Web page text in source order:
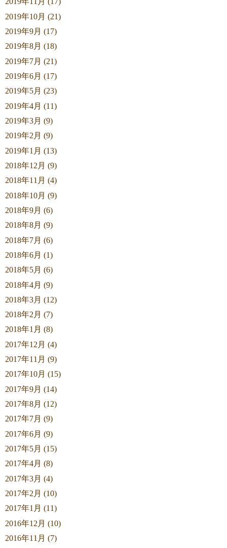
2019年10月 (21)
2019年9月 (17)
2019年8月 (18)
2019年7月 (21)
2019年6月 (17)
2019年5月 (23)
2019年4月 (11)
2019年3月 (9)
2019年2月 (9)
2019年1月 (13)
2018年12月 (9)
2018年11月 (4)
2018年10月 (9)
2018年9月 (6)
2018年8月 (9)
2018年7月 (6)
2018年6月 (1)
2018年5月 (6)
2018年4月 (9)
2018年3月 (12)
2018年2月 (7)
2018年1月 (8)
2017年12月 (4)
2017年11月 (9)
2017年10月 (15)
2017年9月 (14)
2017年8月 (12)
2017年7月 (9)
2017年6月 (9)
2017年5月 (15)
2017年4月 (8)
2017年3月 (4)
2017年2月 (10)
2017年1月 (11)
2016年12月 (10)
2016年11月 (7)